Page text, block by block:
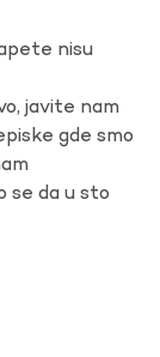
nisu
javite nam
gde smo
se da u sto